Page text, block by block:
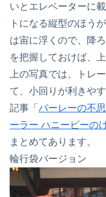
いとエレベーターに
トになる縦型のほう
は宙に浮くので、降
を把握しておけば、
上の写真では、トレ
て、小回りが利きや
記事「 バーレーの不
ーラー ハニービーの
まとめてあります。
輪行袋バージョン